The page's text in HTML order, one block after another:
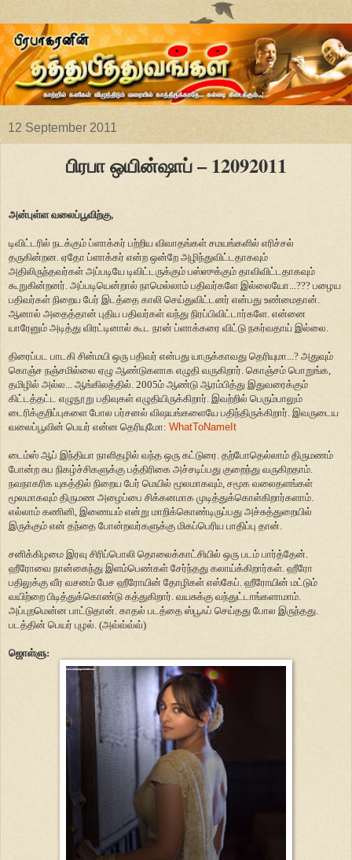
12 September 2011
பிரபா ஒயின்ஷாப் – 12092011
அன்புள்ள வலைப்பூவிற்கு,
டிவிட்டரில் நடக்கும் ப்ளாக்கர் பற்றிய விவாதங்கள் சமயங்களில் எரிச்சல்
தருகின்றன. ஏதோ ப்ளாக்கர் என்ற ஒன்றே அழிந்துவிட்டதாகவும்
அதிலிருந்தவர்கள் அப்படியே டிவிட்டருக்கும் பஸ்ஸுக்கும் தாவிவிட்டதாகவும்
கூறுகின்றனர். அப்படியென்றால் நாமெல்லாம் பதிவர்களே இல்லையோ...??? பழைய
பதிவர்கள் நிறைய பேர் இடத்தை காலி செய்துவிட்டனர் என்பது உண்மைதான்.
ஆனால் அதைத்தான் புதிய பதிவர்கள் வந்து நிரப்பிவிட்டார்களே. என்னை
யாரேனும் அடித்து விரட்டினால் கூட நான் ப்ளாக்கரை விட்டு நகர்வதாய் இல்லை.
திரைப்பட பாடகி சின்மயி ஒரு பதிவர் என்பது யாருக்காவது தெரியுமா...? அதுவும்
கொஞ்ச நஞ்சமில்லை ஏழு ஆண்டுகளாக எழுதி வருகிறார். கொஞ்சம் பொறுங்க,
தமிழில் அல்ல... ஆங்கிலத்தில். 2005ம் ஆண்டு ஆரம்பித்து இதுவரைக்கும்
கிட்டத்தட்ட எழுநூறு பதிவுகள் எழுதியிருக்கிறார். இவற்றில் பெரும்பாலும்
டைரிக்குறிப்புகளை போல பர்சனல் விஷயங்களையே பதிந்திருக்கிறார். இவருடைய
வலைப்பூவின் பெயர் என்ன தெரியுமோ: WhatToNameIt
டைம்ஸ் ஆப் இந்தியா நாளிதழில் வந்த ஒரு கட்டுரை. தற்போதெல்லாம் திருமணம்
போன்ற சுப நிகழ்ச்சிகளுக்கு பத்திரிகை அச்சடிப்பது குறைந்து வருகிறதாம்.
நவநாகரிக யுகத்தில் நிறைய பேர் மெயில் மூலமாகவும், சமூக வலைதளங்கள்
மூலமாகவும் திருமண அழைப்பை சிக்கனமாக முடித்துக்கொள்கிறார்களாம்.
எல்லாம் கணினி, இணையம் என்று மாறிக்கொண்டிருப்பது அச்சுத்துறையில்
இருக்கும் என் தந்தை போன்றவர்களுக்கு மிகப்பெரிய பாதிப்பு தான்.
சனிக்கிழமை இரவு சிரிப்பொலி தொலைக்காட்சியில் ஒரு படம் பார்த்தேன்.
ஹீரோவை நான்கைந்து இளம்பெண்கள் சேர்ந்தது கலாய்க்கிறார்கள். ஹீரோ
பதிலுக்கு வீர வசனம் பேச ஹீரோயின் தோழிகள் எஸ்கேப். ஹீரோயின் மட்டும்
வயிற்றை பிடித்துக்கொண்டு கத்துகிறார். வயசுக்கு வந்துட்டாங்களாமாம்.
அப்புறமென்ன பாட்டுதான். காதல் படத்தை ஸ்பூஃப் செய்தது போல இருந்தது.
படத்தின் பெயர் புழல். (அவ்வ்வ்வ்)
ஜொள்ளு: